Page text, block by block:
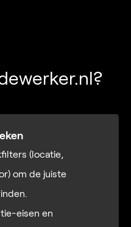
(locatie,
om de juiste
eisen en